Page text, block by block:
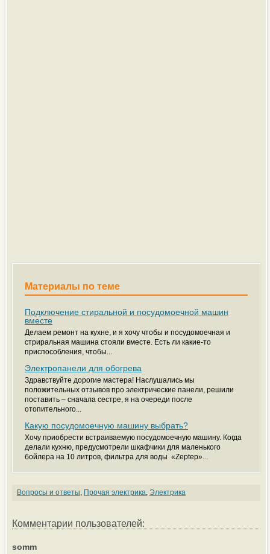
Материалы по теме
Подключение стиральной и посудомоечной машин
вместе
Делаем ремонт на кухне, и я хочу чтобы и посудомоечная и
стриральная машина стояли вместе. Есть ли какие-то
приспособления, чтобы...
Электропанели для обогрева
Здравствуйте дорогие мастера! Наслушались мы
положительных отзывов про электрические панели, решили
поставить – сначала сестре, я на очереди после
отопительного...
Какую посудомоечную машину выбрать?
Хочу приобрести встраиваемую посудомоечную машину. Когда
делали кухню, предусмотрели шкафчики для маленького
бойлера на 10 литров, фильтра для воды «Zеptep»...
Вопросы и ответы, Прочая электрика, Электрика
Комментарии пользователей:
somm